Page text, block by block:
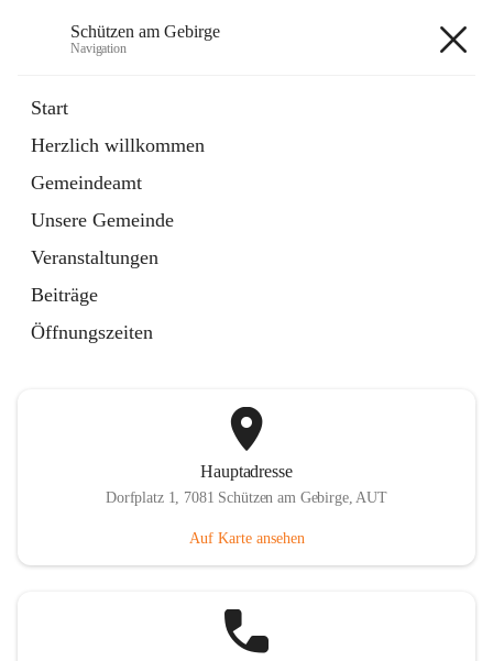
Schützen am Gebirge
Navigation
Start
Herzlich willkommen
Gemeindeamt
Unsere Gemeinde
Veranstaltungen
Beiträge
Öffnungszeiten
1 Schnellzugriff
Vereine
Artikel
öffnet
in
neuem
Tab
Hauptadresse
Dorfplatz 1, 7081 Schützen am Gebirge, AUT
Auf Karte ansehen